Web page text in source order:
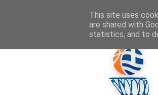
This site uses
are shared with
statistics, and to